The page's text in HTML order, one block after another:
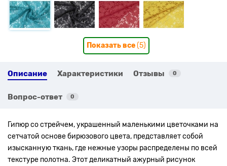
Показать все(5)
Описание Характеристики Отзывы 0
Вопрос-ответ 0
Гипюр со стрейчем, украшенный маленькими цветочками на
сетчатой основе бирюзового цвета, представляет собой
изысканную ткань, где нежные узоры распределены по всей
текстуре полотна. Этот деликатный ажурный рисунок